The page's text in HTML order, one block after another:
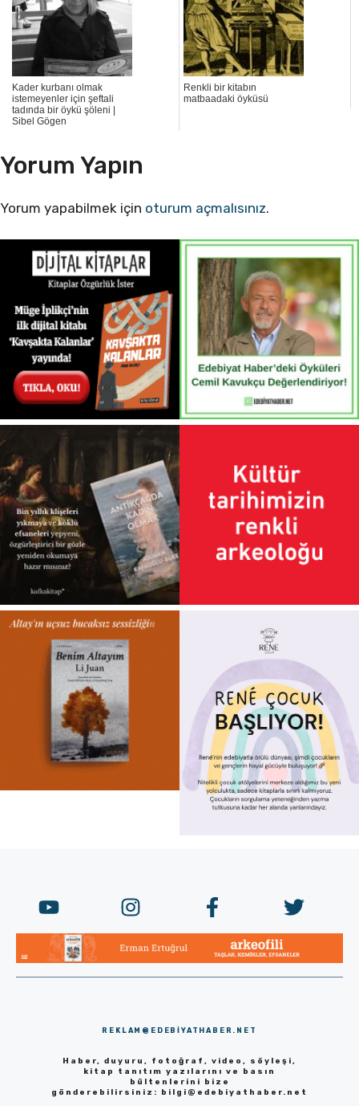
Kader kurbanı olmak
istemeyenler için şeftali
tadında bir öykü şöleni |
Sibel Gögen
Renkli bir kitabın
matbaadaki öyküsü
Yorum Yapın
Yorum yapabilmek için oturum açmalısınız.
REKLAM@EDEBIYATHABER.NET
Haber, duyuru, fotoğraf, video, söyleşi,
kitap tanıtım yazılarını ve basın
bültenlerini bize
gönderebilirsiniz: bilgi@edebiyathaber.net